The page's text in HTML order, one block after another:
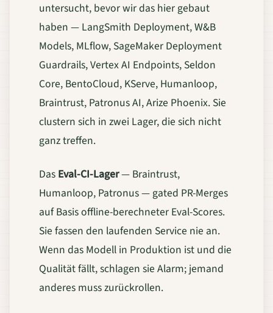
untersucht, bevor wir das hier gebaut
haben — LangSmith Deployment, W&B
Models, MLflow, SageMaker Deployment
Guardrails, Vertex AI Endpoints, Seldon
Core, BentoCloud, KServe, Humanloop,
Braintrust, Patronus AI, Arize Phoenix. Sie
clustern sich in zwei Lager, die sich nicht
ganz treffen.
Das Eval-CI-Lager— Braintrust,
Humanloop, Patronus — gated PR-Merges
auf Basis offline-berechneter Eval-Scores.
Sie fassen den laufenden Service nie an.
Wenn das Modell in Produktion ist und die
Qualität fällt, schlagen sie Alarm; jemand
anderes muss zurückrollen.